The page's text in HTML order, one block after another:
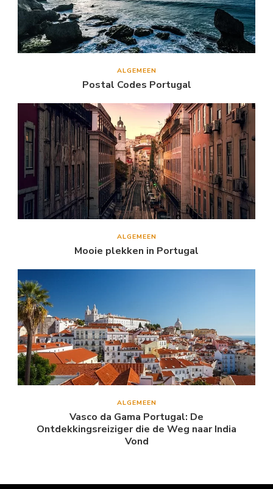
ALGEMEEN
Postal Codes Portugal
ALGEMEEN
Mooie plekken in Portugal
ALGEMEEN
Vasco da Gama Portugal: De
Ontdekkingsreiziger die de Weg naar India
Vond